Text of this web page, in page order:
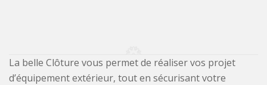
La belle Clôture vous permet de réaliser vos projet
d’équipement extérieur, tout en sécurisant votre